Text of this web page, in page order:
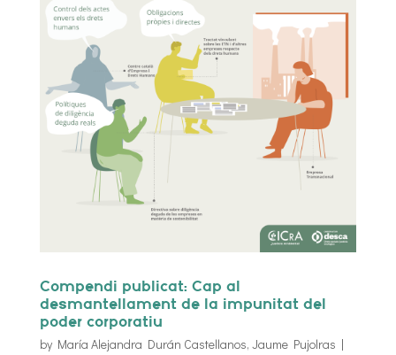
Compendi publicat: Cap al
desmantellament de la impunitat del
poder corporatiu
by María Alejandra Durán Castellanos, Jaume Pujolras |